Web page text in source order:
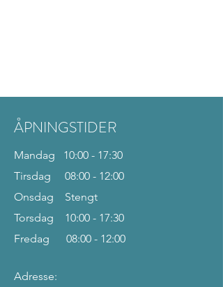
ÅPNINGSTIDER
Mandag 10:00 - 17:30
Tirsdag 08:00 - 12:00
Onsdag Stengt
Torsdag 10:00 - 17:30
Fredag 08:00 - 12:00
Adresse: